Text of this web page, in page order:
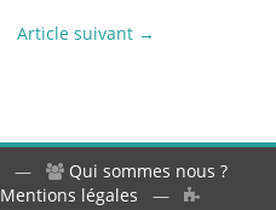
Article suivant →
—
Qui sommes nous ?
Mentions légales —